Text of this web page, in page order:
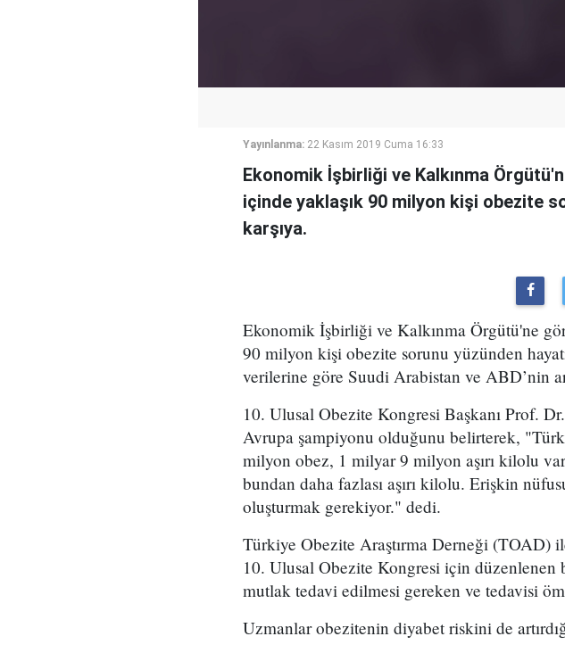
Yayınlanma: 22 Kasım 2019 Cuma 16:33
Ekonomik İşbirliği ve Kalkınma
içinde yaklaşık 90 milyon kişi obezite
karşıya.
Ekonomik İşbirliği ve Kalkınma Örgütü'ne
90 milyon kişi obezite sorunu yüzünden
verilerine göre Suudi Arabistan ve ABD’nin
10. Ulusal Obezite Kongresi Başkanı Prof.
Avrupa şampiyonu olduğunu belirterek,
milyon obez, 1 milyar 9 milyon aşırı kilolu
bundan daha fazlası aşırı kilolu. Erişkin
oluşturmak gerekiyor." dedi.
Türkiye Obezite Araştırma Derneği (TOAD)
10. Ulusal Obezite Kongresi için düzenlenen
mutlak tedavi edilmesi gereken ve tedavisi
Uzmanlar obezitenin diyabet riskini de